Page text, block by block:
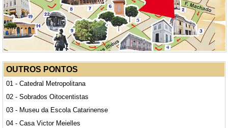
OUTROS PONTOS
01 - Catedral Metropolitana
02 - Sobrados Oitocentistas
03 - Museu da Escola Catarinense
04 - Casa Victor Meielles